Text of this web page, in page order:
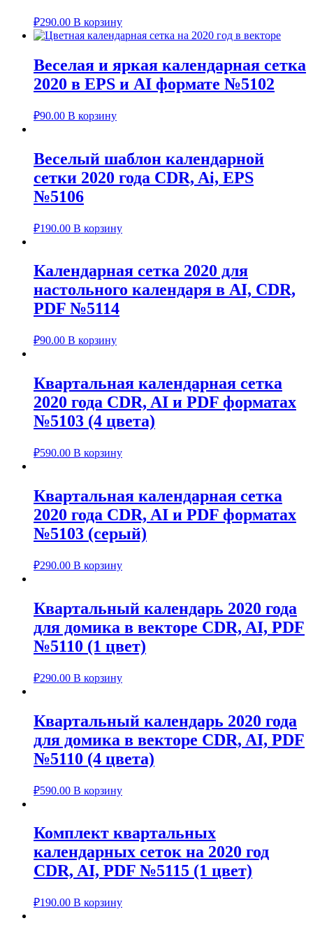
₽290.00 В корзину
Веселая и яркая календарная сетка
2020 в EPS и AI формате №5102
₽90.00 В корзину
Веселый шаблон календарной
сетки 2020 года CDR, Ai, EPS
№5106
₽190.00 В корзину
Календарная сетка 2020 для
настольного календаря в AI, CDR,
PDF №5114
₽90.00 В корзину
Квартальная календарная сетка
2020 года CDR, AI и PDF форматах
№5103 (4 цвета)
₽590.00 В корзину
Квартальная календарная сетка
2020 года CDR, AI и PDF форматах
№5103 (серый)
₽290.00 В корзину
Квартальный календарь 2020 года
для домика в векторе CDR, AI, PDF
№5110 (1 цвет)
₽290.00 В корзину
Квартальный календарь 2020 года
для домика в векторе CDR, AI, PDF
№5110 (4 цвета)
₽590.00 В корзину
Комплект квартальных
календарных сеток на 2020 год
CDR, AI, PDF №5115 (1 цвет)
₽190.00 В корзину